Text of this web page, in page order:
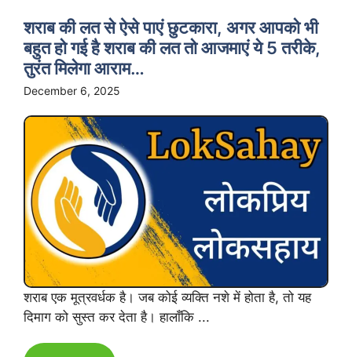
शराब की लत से ऐसे पाएं छुटकारा, अगर आपको भी
बहुत हो गई है शराब की लत तो आजमाएं ये 5 तरीके,
तुरंत मिलेगा आराम…
December 6, 2025
शराब एक मूत्रवर्धक है। जब कोई व्यक्ति नशे में होता है, तो यह
दिमाग को सुस्त कर देता है। हालाँकि ...